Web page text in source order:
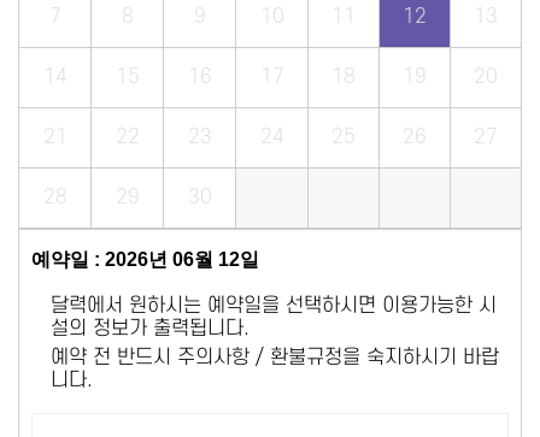
7 8 9 10 11 12 13
14 15 16 17 18 19 20
21 22 23 24 25 26 27
28 29 30
예약일 : 2026년 06월 12일
달력에서 원하시는 예약일을 선택하시면 이용가능한 시
설의 정보가 출력됩니다.
예약 전 반드시 주의사항 / 환불규정을 숙지하시기 바랍
니다.